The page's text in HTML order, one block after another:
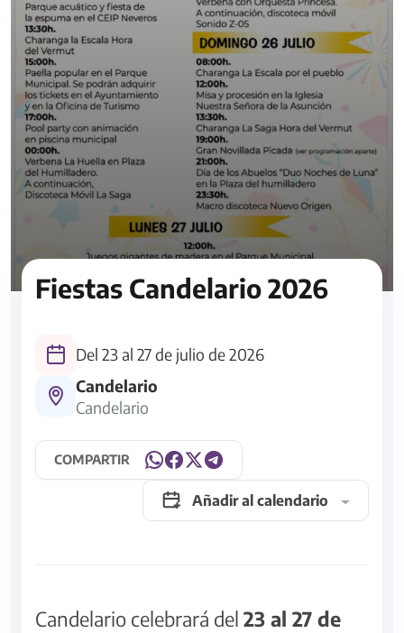
Fiestas Candelario 2026
Del 23 al 27 de julio de 2026
Candelario
Candelario
COMPARTIR
Añadir al calendario
Candelario celebrará del 23 al 27 de